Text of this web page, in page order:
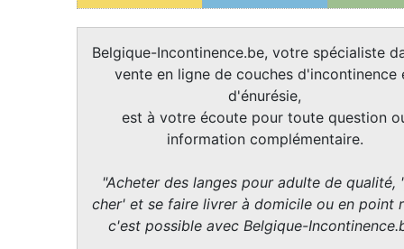
Belgique-Incontinence.be, votre spécialiste
vente en ligne de couches d'incontinence
d'énurésie,
est à votre écoute pour toute question
information complémentaire.
"Acheter des langes pour adulte de qualité,
cher' et se faire livrer à domicile ou en point
c'est possible avec Belgique-